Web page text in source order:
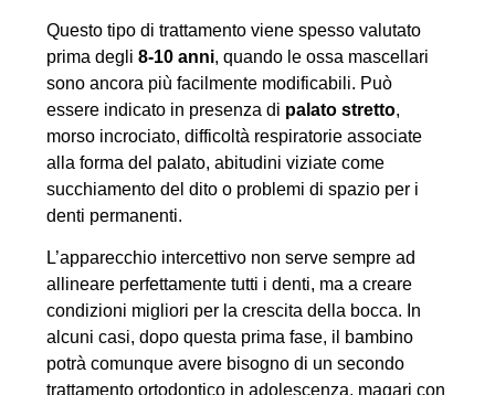
Questo tipo di trattamento viene spesso valutato
prima degli 8-10 anni, quando le ossa mascellari
sono ancora più facilmente modificabili. Può
essere indicato in presenza di palato stretto,
morso incrociato, difficoltà respiratorie associate
alla forma del palato, abitudini viziate come
succhiamento del dito o problemi di spazio per i
denti permanenti.
L’apparecchio intercettivo non serve sempre ad
allineare perfettamente tutti i denti, ma a creare
condizioni migliori per la crescita della bocca. In
alcuni casi, dopo questa prima fase, il bambino
potrà comunque avere bisogno di un secondo
trattamento ortodontico in adolescenza, magari con